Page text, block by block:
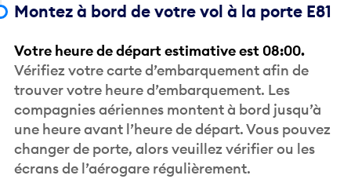
Montez à bord de votre vol à la porte E81
Votre heure de départ estimative est 08:00.
Vérifiez votre carte d’embarquement afin de
trouver votre heure d’embarquement. Les
compagnies aériennes montent à bord jusqu’à
une heure avant l’heure de départ. Vous pouvez
changer de porte, alors veuillez vérifier ou les
écrans de l’aérogare régulièrement.